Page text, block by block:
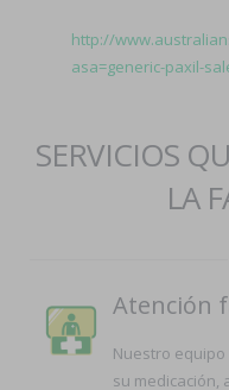
http://
asa=generic-paxil-
SERVICIOS
LA
Atención
Nuestro
su medicación,